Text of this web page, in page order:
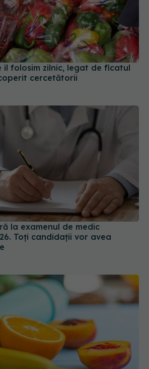
îl folosim zilnic, legat de ficatul
cercetătorii
la examenul de medic
Toți candidații vor avea